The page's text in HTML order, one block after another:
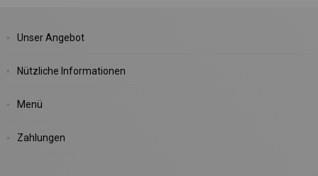
Unser Angebot
Nützliche Informationen
Menü
Zahlungen